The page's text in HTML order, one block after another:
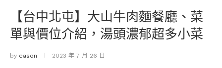
【台中北屯】大山牛肉麵餐廳、菜
單與價位介紹，湯頭濃郁超多小菜
by eason 2023 年 7 月 26 日